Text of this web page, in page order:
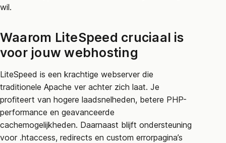
wil.
Waarom LiteSpeed cruciaal is
voor jouw webhosting
LiteSpeed is een krachtige webserver die
traditionele Apache ver achter zich laat. Je
profiteert van hogere laadsnelheden, betere PHP-
performance en geavanceerde
cachemogelijkheden. Daarnaast blijft ondersteuning
voor .htaccess, redirects en custom errorpagina’s